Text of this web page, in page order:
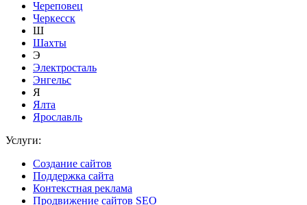
Череповец
Черкесск
Ш
Шахты
Э
Электросталь
Энгельс
Я
Ялта
Ярославль
Услуги:
Создание сайтов
Поддержка сайта
Контекстная реклама
Продвижение сайтов SEO